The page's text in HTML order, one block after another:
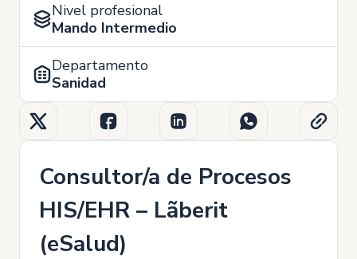
Nivel profesional
Mando Intermedio
Departamento
Sanidad
Consultor/a de Procesos
HIS/EHR – Lãberit
(eSalud)